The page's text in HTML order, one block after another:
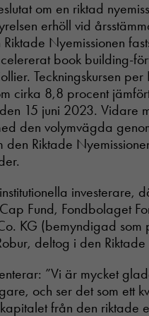
om en riktad
erhöll vid
Nyemissionen
book building-
Teckningskursen per
cirka 8,8 procent
15 juni 2023. Vidare
den volymvägda
Riktade
investerare,
Fund, Fondbolaget
KG (bemyndigad som
deltog i den Riktade
”Vi är mycket
och ser det som ett
från den riktade